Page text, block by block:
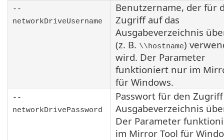
--
networkDriveUsername
Benutzername, der für
Zugriff auf das
Ausgabeverzeichnis
(z. B. \\hostname)
wird. Der Parameter
funktioniert nur im
für Windows.
--
networkDrivePassword
Passwort für den
Ausgabeverzeichnis
Der Parameter
im Mirror Tool für